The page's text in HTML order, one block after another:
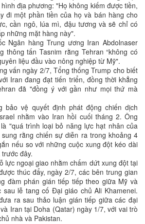
địa phương: "Họ không kiếm được tiền,
đi một phần tiền của họ và bán hàng cho
cần ngô, lúa mì, đậu tương và sẽ chỉ có
những mặt hàng này".
Ngân hàng Trung ương Iran Abdolnaser
thông tấn Tasnim rằng Tehran “không có
liệu đầu vào nông nghiệp từ Mỹ".
vấn ngày 2/7, Tổng thống Trump cho biết
Iran đang đạt tiến triển, đồng thời khẳng
đã "đồng ý với gần như mọi thứ mà
bảo vệ quyết định phát động chiến dịch
nhằm vào Iran hồi cuối tháng 2. Ông
"quá trình loại bỏ năng lực hạt nhân của
rằng chiến sự diễn ra trong khoảng 4
nếu so với những cuộc xung đột kéo dài
đây.
lực ngoại giao nhằm chấm dứt xung đột tại
thúc đẩy, ngày 2/7, các bên trung gian
đàm phán gián tiếp tiếp theo giữa Mỹ và
lễ tang cố Đại giáo chủ Ali Khamenei.
ra sau thảo luận gián tiếp giữa các đại
Iran tại Doha (Qatar) ngày 1/7, với vai trò
nhà và Pakistan.